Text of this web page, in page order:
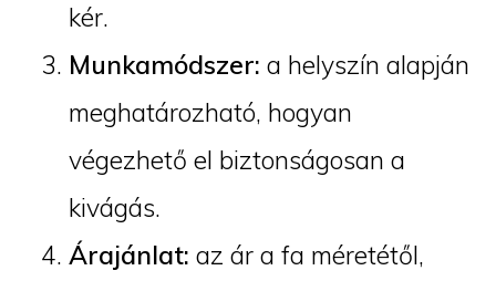
kér.
Munkamódszer: a helyszín alapján
meghatározható, hogyan
végezhető el biztonságosan a
kivágás.
Árajánlat: az ár a fa méretétől,